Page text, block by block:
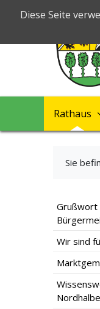
Diese Seite
Rathaus
Sie
Grußwort
Wir sind